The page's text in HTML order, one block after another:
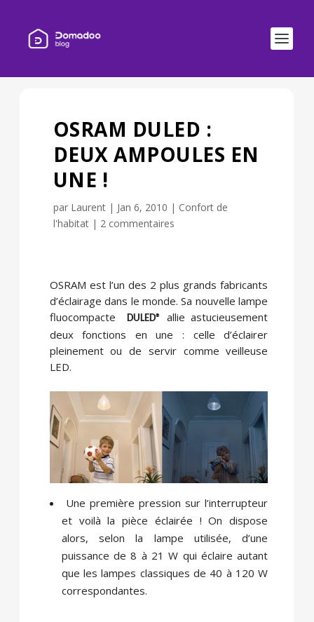
OSRAM DULED :
DEUX AMPOULES EN
UNE !
par Laurent| Jan 6, 2010 | Confort de
l'habitat| 2 commentaires
OSRAM est l’un des 2 plus grands fabricants
d’éclairage dans le monde.Sa nouvelle lampe
fluocompacte
DULED® allie astucieusement
deux fonctions en une : celle d’éclairer
pleinement ou de servir comme veilleuse
LED.
Une première pression sur l’interrupteur
et voilà la pièce éclairée ! On dispose
alors, selon la lampe utilisée, d’une
puissance de 8 à 21 W qui éclaire autant
que les lampes classiques de 40 à 120 W
correspondantes.